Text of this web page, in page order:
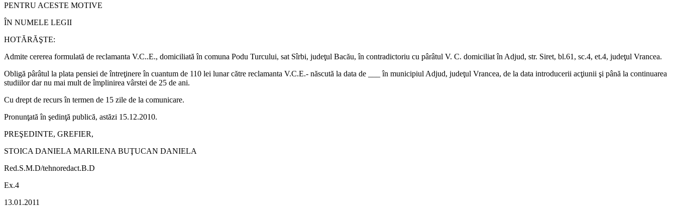
PENTRU ACESTE MOTIVE
ÎN NUMELE LEGII
HOTĂRĂŞTE:
Admite cererea formulată de reclamanta V.C..E., domiciliată în comuna Podu Turcului, sat Sîrbi, judeţul Bacău, în contradictoriu cu pârâtul V. C. domiciliat în Adjud, str. Siret, bl.61, sc.4, et.4, judeţul Vrancea.
Obligă pârâtul la plata pensiei de întreţinere în cuantum de 110 lei lunar către reclamanta V.C.E.- născută la data de ___ în municipiul Adjud, judeţul Vrancea, de la data introducerii acţiunii şi până la continuarea
studiilor dar nu mai mult de împlinirea vârstei de 25 de ani.
Cu drept de recurs în termen de 15 zile de la comunicare.
Pronunţată în şedinţă publică, astăzi 15.12.2010.
PREŞEDINTE, GREFIER,
STOICA DANIELA MARILENA BUŢUCAN DANIELA
Red.S.M.D/tehnoredact.B.D
Ex.4
13.01.2011